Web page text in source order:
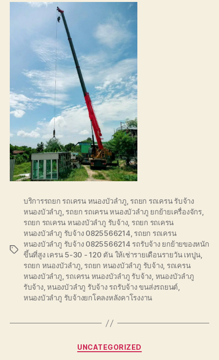
Tags
บริการรถยก รถเครน หนองบัวลำภู, รถยก รถเครน รับจ้าง
หนองบัวลำภู, รถยก รถเครน หนองบัวลำภู ยกย้ายเครื่องจักร,
รถยก รถเครน หนองบัวลำภู รับจ้าง, รถยก รถเครน
หนองบัวลำภู รับจ้าง 0825566214, รถยก รถเครน
หนองบัวลำภู รับจ้าง 0825566214 รถรับจ้าง ยกย้ายของหนัก
ขึ้นที่สูง เครน 5-30 - 120 ตัน ให้เช่ารายเดือนรายวัน เทปูน,
รถยก หนองบัวลำภู, รถยก หนองบัวลำภู รับจ้าง, รถเครน
หนองบัวลำภู, รถเครน หนองบัวลำภู รับจ้าง, หนองบัวลำภู
รับจ้าง,หนองบัวลำภู รับจ้าง รถรับจ้าง ขนส่งรถยนต์,
หนองบัวลำภู รับจ้างยกโคลงหลังคาโรงงาน
Categories
UNCATEGORIZED